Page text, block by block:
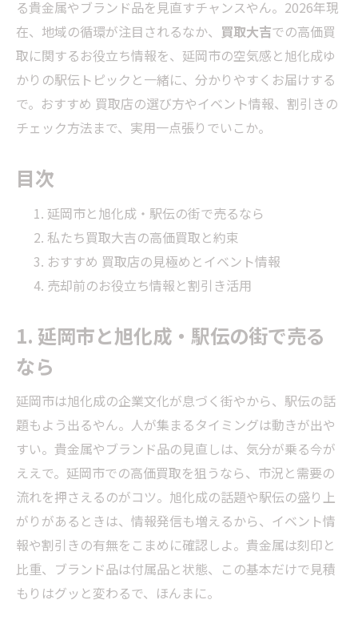
る貴金属やブランド品を見直すチャンスやん。2026年現
在、地域の循環が注目されるなか、 買取大吉での高価買
取に関するお役立ち情報を、延岡市の空気感と旭化成ゆ
かりの駅伝トピックと一緒に、分かりやすくお届けする
で。おすすめ 買取店の選び方やイベント情報、割引きの
チェック方法まで、実用一点張りでいこか。
目次
延岡市と旭化成・駅伝の街で売るなら
私たち買取大吉の高価買取と約束
おすすめ 買取店の見極めとイベント情報
売却前のお役立ち情報と割引き活用
1. 延岡市と旭化成・駅伝の街で売る
なら
延岡市は旭化成の企業文化が息づく街やから、駅伝の話
題もよう出るやん。人が集まるタイミングは動きが出や
すい。貴金属やブランド品の見直しは、気分が乗る今が
ええで。延岡市での高価買取を狙うなら、市況と需要の
流れを押さえるのがコツ。旭化成の話題や駅伝の盛り上
がりがあるときは、情報発信も増えるから、イベント情
報や割引きの有無をこまめに確認しよ。貴金属は刻印と
比重、ブランド品は付属品と状態、この基本だけで見積
もりはグッと変わるで、ほんまに。